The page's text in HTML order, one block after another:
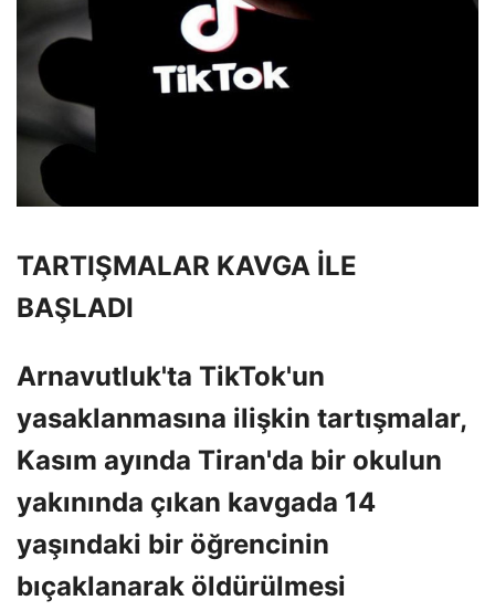
TARTIŞMALAR KAVGA İLE
BAŞLADI
Arnavutluk'ta TikTok'un
yasaklanmasına ilişkin tartışmalar,
Kasım ayında Tiran'da bir okulun
yakınında çıkan kavgada 14
yaşındaki bir öğrencinin
bıçaklanarak öldürülmesi